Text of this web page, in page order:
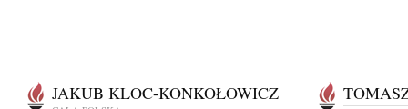
JAKUB KLOC-KONKOŁOWICZ